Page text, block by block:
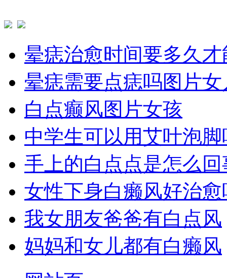
晕痣治愈时间要多久
晕痣需要点痣吗图片女
白点癫风图片女孩
中学生可以用艾叶泡
手上的白点点是怎么
女性下身白癞风好治愈
我女朋友爸爸有白点风
妈妈和女儿都有白癞风